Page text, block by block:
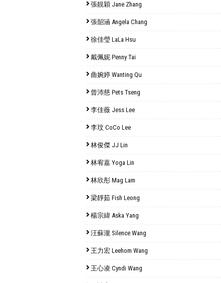
張靚穎 Jane Zhang
張韶涵 Angela Chang
徐佳瑩 LaLa Hsu
戴佩妮 Penny Tai
曲婉婷 Wanting Qu
曾沛慈 Pets Tseng
李佳薇 Jess Lee
李玟 CoCo Lee
林俊傑 JJ Lin
林宥嘉 Yoga Lin
林欣彤 Mag Lam
梁靜茹 Fish Leong
楊宗緯 Aska Yang
汪蘇瀧 Silence Wang
王力宏 Leehom Wang
王心凌 Cyndi Wang